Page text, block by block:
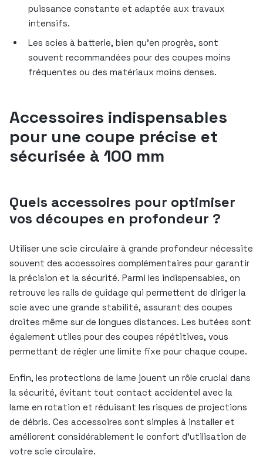
puissance constante et adaptée aux travaux
intensifs.
Les scies à batterie, bien qu’en progrès, sont
souvent recommandées pour des coupes moins
fréquentes ou des matériaux moins denses.
Accessoires indispensables
pour une coupe précise et
sécurisée à 100 mm
Quels accessoires pour optimiser
vos découpes en profondeur ?
Utiliser une scie circulaire à grande profondeur nécessite
souvent des accessoires complémentaires pour garantir
la précision et la sécurité. Parmi les indispensables, on
retrouve les rails de guidage qui permettent de diriger la
scie avec une grande stabilité, assurant des coupes
droites même sur de longues distances. Les butées sont
également utiles pour des coupes répétitives, vous
permettant de régler une limite fixe pour chaque coupe.
Enfin, les protections de lame jouent un rôle crucial dans
la sécurité, évitant tout contact accidentel avec la
lame en rotation et réduisant les risques de projections
de débris. Ces accessoires sont simples à installer et
améliorent considérablement le confort d’utilisation de
votre scie circulaire.